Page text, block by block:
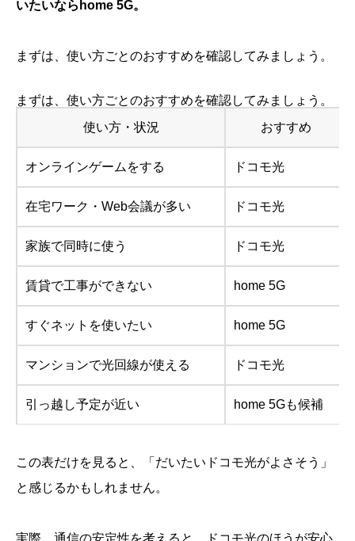
いたいならhome 5G。
まずは、使い方ごとのおすすめを確認してみましょう。
まずは、使い方ごとのおすすめを確認してみましょう。
使い方・状況
おすすめ
オンラインゲームをする ドコモ光
在宅ワーク・Web会議が多い ドコモ光
家族で同時に使う ドコモ光
賃貸で工事ができない home 5G
すぐネットを使いたい home 5G
マンションで光回線が使える ドコモ光
引っ越し予定が近い home 5Gも候補
この表だけを見ると、「だいたいドコモ光がよさそう」
と感じるかもしれません。